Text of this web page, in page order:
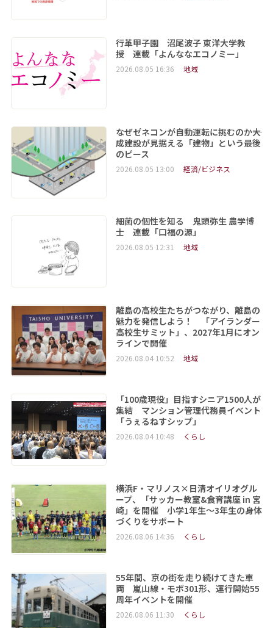
行革甲子園 沼尾波子 東洋大学教
授 連載「よんななエコノミー」
2026.08.05 16:36 地域
なぜゼネコンが自動運転に挑むのか――大
成建設が見据える「建物」という最後
のピース
2026.08.05 13:00 経済/ビジネス
細菌の個性を知る 鬼頭弥生 農学博
士 連載「口福の源」
2026.08.05 12:31 地域
離島の高校生たちがつながり、離島の
魅力を発信しよう！ 「アイランダー
高校生サミット」、2027年1月にオン
ラインで開催
2026.08.04 10:52 地域
「100歳現役」目指すシニア1500人が
集結 マンション管理代務員イベント
「うぇるねすシップ」
2026.08.04 10:48 くらし
横浜F・マリノス×日清オイリオグル
ープ、「サッカー教室&食育講座 in 宮
崎」を開催 小学1年生～3年生の身体
づくりをサポート
2026.08.06 14:36 くらし
55年間、京の街を走り続けてきた車
両 嵐山線・モボ301形、運行開始55
周年イベントを開催
2026.08.06 11:30 くらし